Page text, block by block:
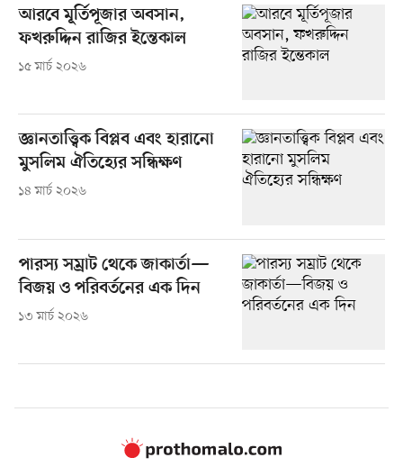
আরবে মূর্তিপূজার অবসান,
ফখরুদ্দিন রাজির ইন্তেকাল
১৫ মার্চ ২০২৬
জ্ঞানতাত্ত্বিক বিপ্লব এবং হারানো
মুসলিম ঐতিহ্যের সন্ধিক্ষণ
১৪ মার্চ ২০২৬
পারস্য সম্রাট থেকে জাকার্তা—
বিজয় ও পরিবর্তনের এক দিন
১৩ মার্চ ২০২৬